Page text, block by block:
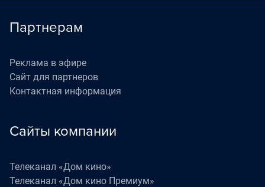
Партнерам
Реклама в эфире
Сайт для партнеров
Контактная информация
Сайты компании
Телеканал «Дом кино»
Телеканал «Дом кино Премиум»